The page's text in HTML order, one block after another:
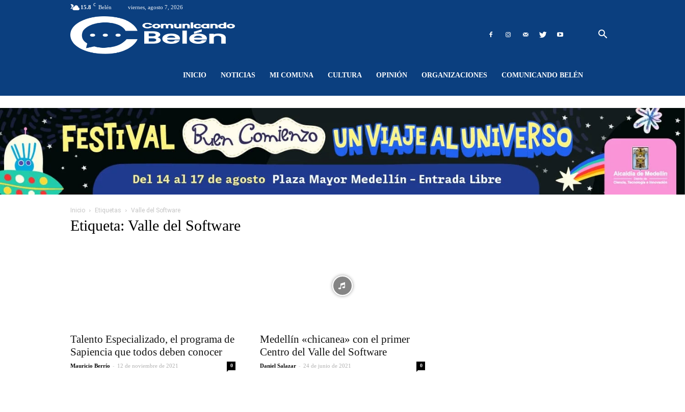
15.8 C Belén viernes, agosto 7, 2026
Belén
INICIO NOTICIAS MI COMUNA CULTURA OPINIÓN ORGANIZACIONES COMUNICANDO BELÉN
Inicio Etiquetas Valle del Software
Etiqueta: Valle del Software
Talento Especializado, el programa de
Sapiencia que todos deben conocer
Mauricio Berrío - 12 de noviembre de 2021 0
Medellín «chicanea» con el primer
Centro del Valle del Software
Daniel Salazar - 24 de junio de 2021 0